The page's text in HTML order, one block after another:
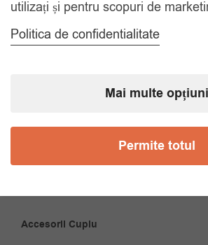
CATEGORII
Cravate
Accesorii Cuplu
utilizați și pentru scopuri de
Politica de confidentialitate
Mai multe opțiuni
Permite totul